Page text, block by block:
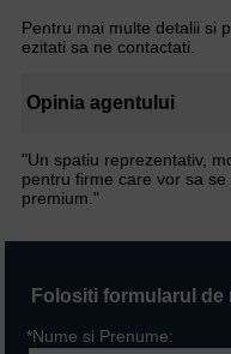
Pentru mai multe detalii si
ezitati sa ne contactati.
Opinia agentului
"Un spatiu reprezentativ,
pentru firme care vor sa
premium."
Folositi formularul
*Nume si Prenume: